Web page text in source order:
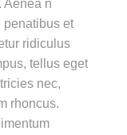
Aenea n
penatibus et
ridiculus
tellus eget
nec,
rhoncus.